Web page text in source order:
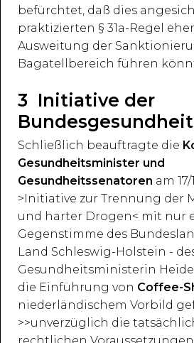
befürchtet, daß dies
praktizierten § 31a-Regel
Ausweitung der
Bagatellbereich führen
3 Initiative der
Schließlich beauftragte die
Gesundheitsminister und
Gesundheitssenatoren am
>Initiative zur Trennung der
und harter Drogen< mit nur
Gegenstimme des
Land Schleswig-Holstein -
Gesundheitsministerin
die Einführung von Coffee-
niederländischem Vorbild
>>unverzüglich die